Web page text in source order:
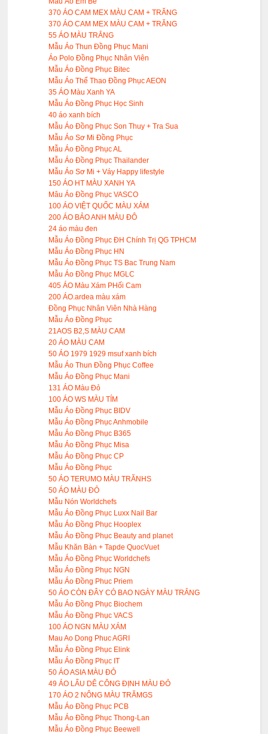
370 ÁO CAM MEX MÀU CAM + TRĂNG
370 ÁO CAM MEX MÀU CAM + TRĂNG
55 ÁO MÀU TRẮNG
Mẫu Áo Thun Đồng Phục Mani
Áo Polo Đồng Phục Nhân Viên
Mẫu Áo Đồng Phục Bitec
Mẫu Áo Thể Thao Đồng Phục AEON
35 ÁO Màu Xanh YA
Mẫu Áo Đồng Phục Học Sinh
40 áo xanh bích
Mẫu Áo Đồng Phục Son Thuy + Tra Sua
Mẫu Áo Sơ Mi Đồng Phục
Mẫu Áo Đồng Phục AL
Mẫu Áo Đồng Phục Thailander
Mẫu Áo Sơ Mi + Váy Happy lifestyle
150 ÁO HT MÀU XANH YA
Mâu Áo Đồng Phục VASCO
100 ÁO VIỆT QUỐC MÀU XÁM
200 ÁO BẢO ANH MÀU ĐÔ
24 áo màu đen
Mẫu Áo Đồng Phục ĐH Chính Trị QG TPHCM
Mẫu Áo Đồng Phục HN
Mẫu Áo Đồng Phục TS Bac Trung Nam
Mẫu Áo Đồng Phục MGLC
405 ÁO Màu Xám PHối Cam
200 ÁO.ardea màu xám
Đồng Phục Nhân Viên Nhà Hàng
Mẫu Áo Đồng Phục
21AOS B2,S MÀU CAM
20 ÁO MÀU CAM
50 ÁO 1979 1929 msuf xanh bích
Mẫu Áo Thun Đồng Phục Coffee
Mẫu Áo Đồng Phục Mani
131 ÁO Màu Đỏ
100 ÁO WS MÀU TÍM
Mẫu Áo Đồng Phục BIDV
Mẫu Áo Đồng Phục Anhmobile
Mẫu Áo Đồng Phục B365
Mẫu Áo Đồng Phục Misa
Mẫu Áo Đồng Phục CP
Mẫu Áo Đồng Phục
50 ÁO TERUMO MÀU TRĂNHS
50 ÁO MÀU ĐỎ
Mẫu Nón Worldchefs
Mẫu Áo Đồng Phục Luxx Nail Bar
Mẫu Áo Đồng Phục Hooplex
Mẫu Áo Đồng Phục Beauty and planet
Mẫu Khăn Bàn + Tapde QuocVuet
Mẫu Áo Đồng Phục Worldchefs
Mẫu Áo Đồng Phục NGN
Mẫu Áo Đồng Phuc Priem
50 ÁO CÒN ĐÂY CÓ BAO NGÀY MÀU TRẮNG
Mẫu Áo Đồng Phục Biochem
Mẫu Áo Đồng Phục VACS
100 ÁO NGN MÀU XÁM
Mau Ao Dong Phuc AGRI
Mẫu Áo Đồng Phục Elink
Mẫu Áo Đồng Phục IT
50 ÁO ASIA MÀU ĐỎ
49 ÁO LẨU DÊ CÔNG ĐỊNH MÀU ĐỎ
170 ÁO 2 NÔNG MÀU TRĂMGS
Mẫu Áo Đồng Phục PCB
Mẫu Áo Đồng Phục Thong-Lan
Mẫu Áo Đồng Phục Beewell